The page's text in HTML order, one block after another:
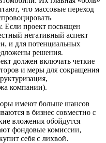
что массовые переход
Если проект посвящен
негативный аспект
и для потенциальных
решения.
должен включать четкие
и меры для сокращения
компании).
имеют больше шансов
в бизнес совместно с
вложения обойдутся
фондовые комиссии,
себя с лихвой.